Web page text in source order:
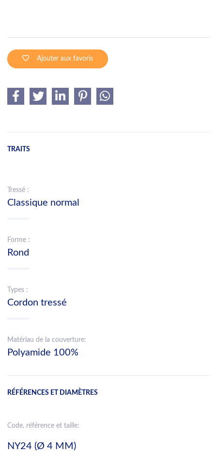
Ajouter aux favoris
TRAITS
Tressé :
Classique normal
Forme :
Rond
Types :
Cordon tressé
Matériau de la couverture:
Polyamide 100%
RÉFÉRENCES ET DIAMÈTRES
Code, référence et taille:
NY24 (Ø 4 MM)